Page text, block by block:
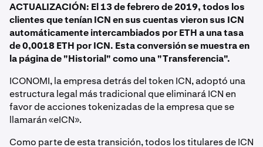
ACTUALIZACIÓN: El 13 de febrero de 2019, todos los
clientes que tenían ICN en sus cuentas vieron sus ICN
automáticamente intercambiados por ETH a una tasa
de 0,0018 ETH por ICN. Esta conversión se muestra en
la página de "Historial" como una "Transferencia".
ICONOMI, la empresa detrás del token ICN, adoptó una
estructura legal más tradicional que eliminará ICN en
favor de acciones tokenizadas de la empresa que se
llamarán «eICN».
Como parte de esta transición, todos los titulares de ICN